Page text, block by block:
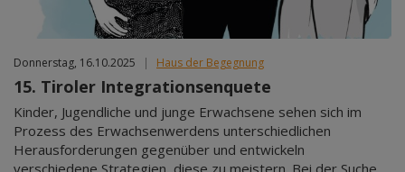
Donnerstag, 16.10.2025 | Haus der Begegnung
15. Tiroler Integrationsenquete
Kinder, Jugendliche und junge Erwachsene sehen sich im
Prozess des Erwachsenwerdens unterschiedlichen
Herausforderungen gegenüber und entwickeln